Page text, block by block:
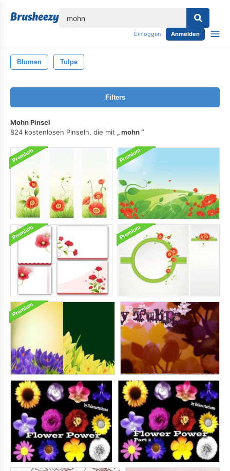
Einloggen Anmelden
Blumen Tulpe
Filters
Mohn Pinsel
824 kostenlosen Pinseln, die mit
mohn